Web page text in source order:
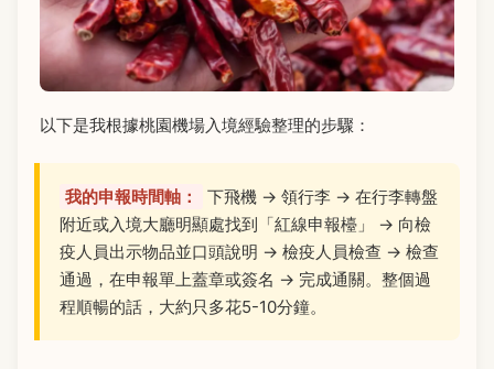
以下是我根據桃園機場入境經驗整理的步驟：
我的申報時間軸：
下飛機 → 領行李 → 在行李轉盤
附近或入境大廳明顯處找到「紅線申報檯」 → 向檢
疫人員出示物品並口頭說明 → 檢疫人員檢查 → 檢查
通過，在申報單上蓋章或簽名 → 完成通關。整個過
程順暢的話，大約只多花5-10分鐘。